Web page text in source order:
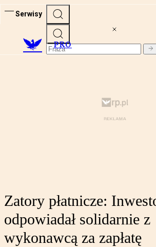
Serwisy
PRO
Zatory płatnicze:
odpowiadał solidarnie z
wykonawcą za zapłatę